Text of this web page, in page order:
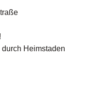
Heimstaden